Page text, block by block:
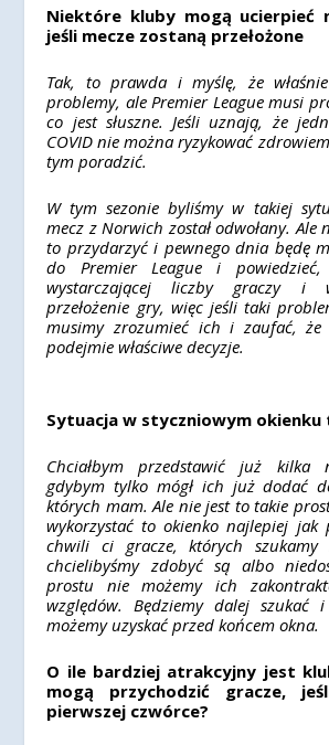
Niektóre kluby mogą ucierpieć
jeśli mecze zostaną przełożone
Tak, to prawda i myślę, że
problemy, ale Premier League musi
co jest słuszne. Jeśli uznają, że
COVID nie można ryzykować
tym poradzić.
W tym sezonie byliśmy w takiej
mecz z Norwich został odwołany. Ale
to przydarzyć i pewnego dnia będę
do Premier League i
wystarczającej liczby graczy i
przełożenie gry, więc jeśli taki
musimy zrozumieć ich i zaufać, że
podejmie właściwe decyzje.
Sytuacja w styczniowym
Chciałbym przedstawić już kilka
gdybym tylko mógł ich już dodać
których mam. Ale nie jest to takie
wykorzystać to okienko najlepiej jak
chwili ci gracze, których
chcielibyśmy zdobyć są albo
prostu nie możemy ich
względów. Będziemy dalej szukać
możemy uzyskać przed końcem okna.
O ile bardziej atrakcyjny jest
mogą przychodzić gracze,
pierwszej czwórce?